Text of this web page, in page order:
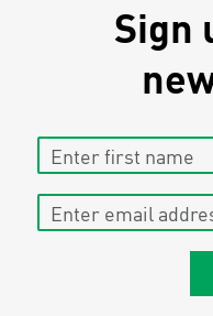
Sign
Enter first name
Enter email address